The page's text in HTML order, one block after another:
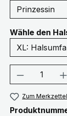
Wähle den
Produkt
Zum